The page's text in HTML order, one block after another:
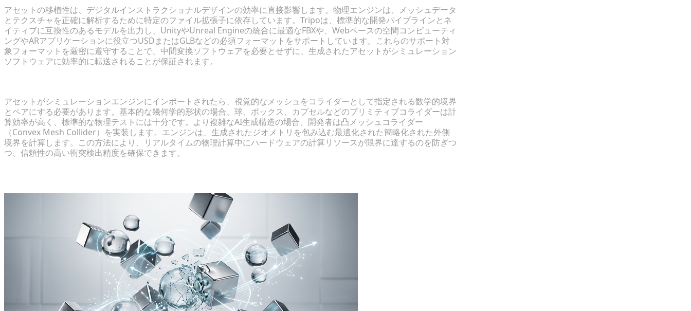
アセットの移植性は、デジタルインストラクショナルデザインの効率に直接影響します。物理エンジンは、メッシュデータ
とテクスチャを正確に解析するために特定のファイル拡張子に依存しています。Tripoは、標準的な開発パイプラインとネ
イティブに互換性のあるモデルを出力し、UnityやUnreal Engineの統合に最適なFBXや、Webベースの空間コンピューティ
ングやARアプリケーションに役立つUSDまたはGLBなどの必須フォーマットをサポートしています。これらのサポート対
象フォーマットを厳密に遵守することで、中間変換ソフトウェアを必要とせずに、生成されたアセットがシミュレーション
ソフトウェアに効率的に転送されることが保証されます。
アセットがシミュレーションエンジンにインポートされたら、視覚的なメッシュをコライダーとして指定される数学的境界
とペアにする必要があります。基本的な幾何学的形状の場合、球、ボックス、カプセルなどのプリミティブコライダーは計
算効率が高く、標準的な物理テストには十分です。より複雑なAI生成構造の場合、開発者は凸メッシュコライダー
（Convex Mesh Collider）を実装します。エンジンは、生成されたジオメトリを包み込む最適化された簡略化された外側
境界を計算します。この方法により、リアルタイムの物理計算中にハードウェアの計算リソースが限界に達するのを防ぎつ
つ、信頼性の高い衝突検出精度を確保できます。